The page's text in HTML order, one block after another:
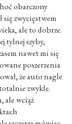
obarczony
zwycięstwem
ale to dobrze.
tylnej szyby,
nawet mi się
poszerzenia
że auto nagle
zwykłe.
ale wciąż